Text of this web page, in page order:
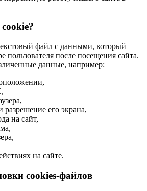
файл с данными, который
пользователя после посещения сайта.
данные, например:
разрешение его экрана,
на сайт,
на сайте.
cookies-файлов